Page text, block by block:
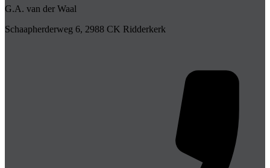
G.A. van der Waal
Schaapherderweg 6, 2988 CK Ridderkerk